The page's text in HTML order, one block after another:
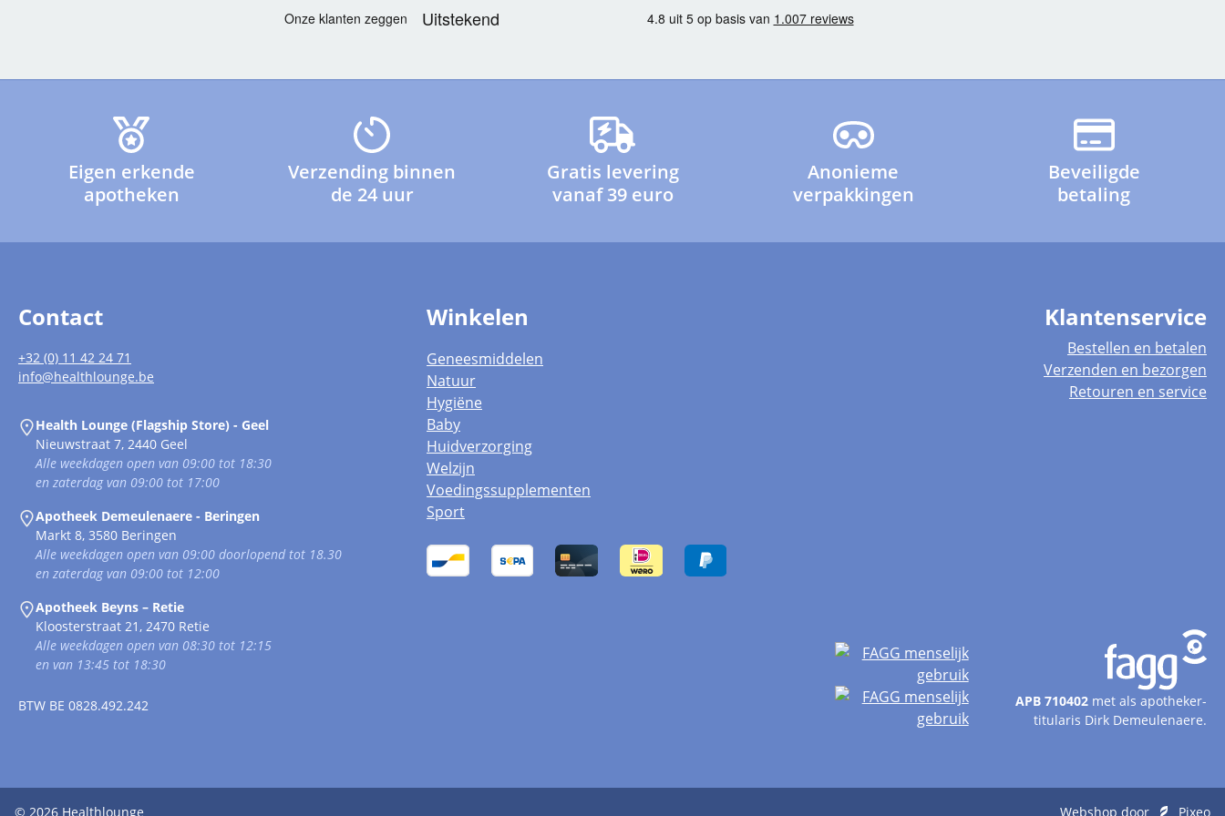
Eigen erkende
apotheken
Verzending binnen
de 24 uur
Gratis levering
vanaf 39 euro
Anonieme
verpakkingen
Beveiligde
betaling
Contact
+32 (0) 11 42 24 71
info@healthlounge.be
Health Lounge (Flagship Store) - Geel
Nieuwstraat 7, 2440 Geel
Alle weekdagen open van 09:00 tot 18:30
en zaterdag van 09:00 tot 17:00
Apotheek Demeulenaere - Beringen
Markt 8, 3580 Beringen
Alle weekdagen open van 09:00 doorlopend tot 18.30
en zaterdag van 09:00 tot 12:00
Apotheek Beyns – Retie
Kloosterstraat 21, 2470 Retie
Alle weekdagen open van 08:30 tot 12:15
en van 13:45 tot 18:30
BTW BE 0828.492.242
Winkelen
Geneesmiddelen
Natuur
Hygiëne
Baby
Huidverzorging
Welzijn
Voedingssupplementen
Sport
Klantenservice
Bestellen en betalen
Verzenden en bezorgen
Retouren en service
APB 710402met als apotheker-
titularis Dirk Demeulenaere.
© 2026 Healthlounge Webshop door Pixeo